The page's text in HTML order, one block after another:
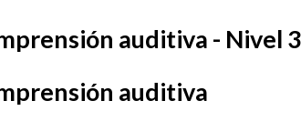
auditiva - Nivel
auditiva